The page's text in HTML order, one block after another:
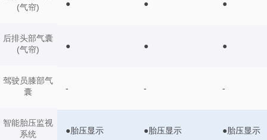
(气帘)
后排头部气囊
(气帘)
驾驶员膝部气
囊
智能胎压监视
系统
● ● ●
● ● ●
- - -
●胎压显示 ●胎压显示 ●胎压显示